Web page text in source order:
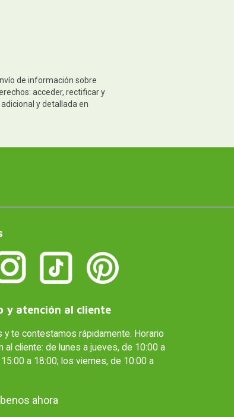
de información sobre
acceder, rectificar y
y detallada en
y atención al cliente
y te contestamos rápidamente. Horario
al cliente: de lunes a jueves, de 10:00 a
a 18:00; los viernes, de 10:00 a
ahora